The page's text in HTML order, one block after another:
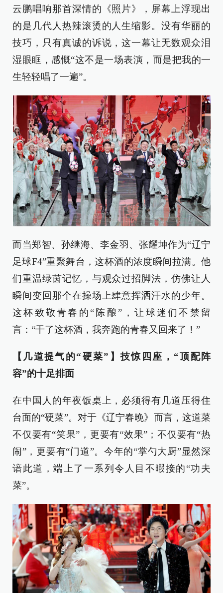
云鹏唱响那首深情的《照片》，屏幕上浮现出
的是几代人热辣滚烫的人生缩影。没有华丽的
技巧，只有真诚的诉说，这一幕让无数观众泪
湿眼眶，感慨“这不是一场表演，而是把我的一
生轻轻唱了一遍”。
而当郑智、孙继海、李金羽、张耀坤作为“辽宁
足球F4”重聚舞台，这杯酒的浓度瞬间拉满。他
们重温绿茵记忆，与观众过招脚法，仿佛让人
瞬间变回那个在操场上肆意挥洒汗水的少年。
这杯致敬青春的“陈酿”，让球迷们不禁留
言：“干了这杯酒，我奔跑的青春又回来了！”
【几道提气的“硬菜”】技惊四座，“顶配阵
容”的十足排面
在中国人的年夜饭桌上，必须得有几道压得住
台面的“硬菜”。对于《辽宁春晚》而言，这道菜
不仅要有“笑果”，更要有“效果”；不仅要有“热
闹”，更要有“门道”。今年的“掌勺大厨”显然深
谙此道，端上了一系列令人目不暇接的“功夫
菜”。